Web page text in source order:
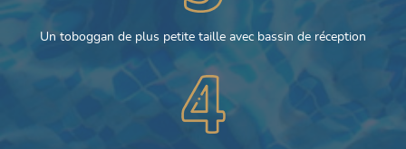
Un toboggan de plus petite taille avec bassin de réception